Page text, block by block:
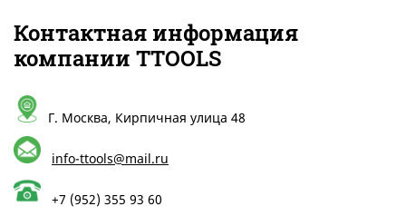
Контактная информация
компании TTOOLS
Г. Москва, Кирпичная улица 48
info-ttools@mail.ru
+7 (952) 355 93 60